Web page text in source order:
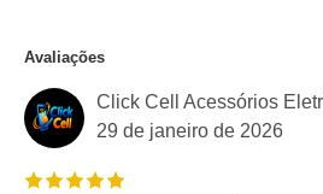
Avaliações
Click Cell Acessórios
29 de janeiro de 2026